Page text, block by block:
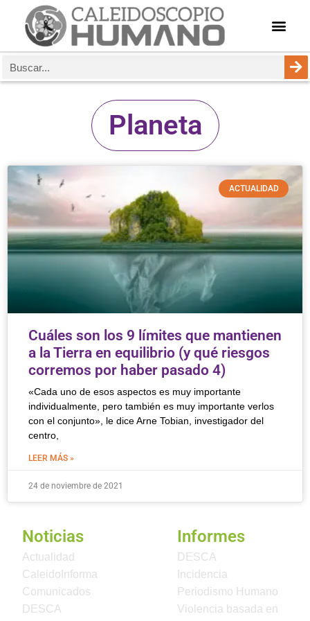
Planeta
ACTUALIDAD
Cuáles son los 9 límites que mantienen
a la Tierra en equilibrio (y qué riesgos
corremos por haber pasado 4)
«Cada uno de esos aspectos es muy importante
individualmente, pero también es muy importante verlos
con el conjunto», le dice Arne Tobian, investigador del
centro,
LEER MÁS »
24 de noviembre de 2021
Noticias
Actualidad
CaleidoInforma
Comunicados
DESCA
Informes
DESCA
Incidencia
Periodismo Humano
Violencia basada en